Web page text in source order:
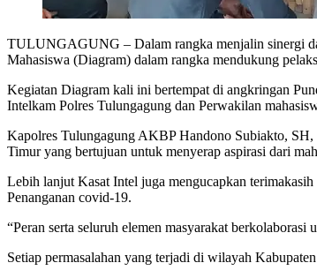
TULUNGAGUNG – Dalam rangka menjalin sinergi
Mahasiswa (Diagram) dalam rangka mendukung
Kegiatan Diagram kali ini bertempat di angkringan
Intelkam Polres Tulungagung dan Perwakilan
Kapolres Tulungagung AKBP Handono Subiakto,
Timur yang bertujuan untuk menyerap aspirasi dari
Lebih lanjut Kasat Intel juga mengucapkan
Penanganan covid-19.
“Peran serta seluruh elemen masyarakat
Setiap permasalahan yang terjadi di wilayah